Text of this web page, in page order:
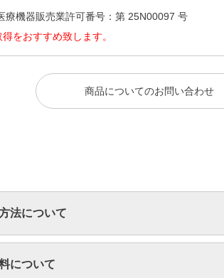
療機器販売業許可番号：第 25N00097 号
をおすすめ致します。
商品についてのお問い合わせ
法について
について